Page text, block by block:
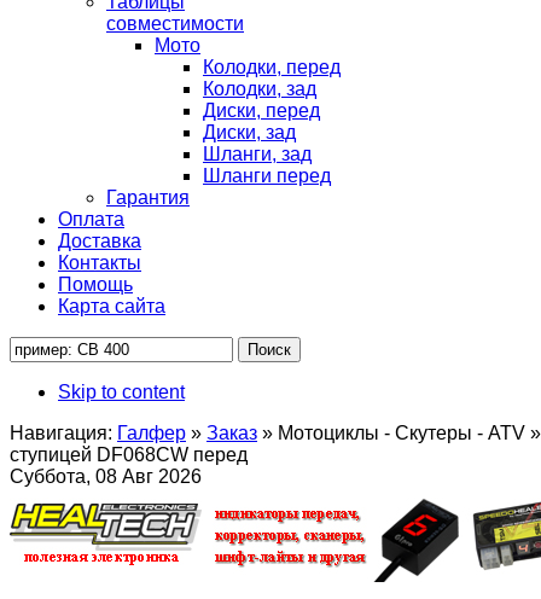
совместимости
Мото
Колодки, перед
Колодки, зад
Диски, перед
Диски, зад
Шланги, зад
Шланги перед
Гарантия
Оплата
Доставка
Контакты
Помощь
Карта сайта
Skip to content
Навигация: Галфер » Заказ » Мотоциклы - Скутеры - ATV »
ступицей DF068CW перед
Суббота, 08 Авг 2026